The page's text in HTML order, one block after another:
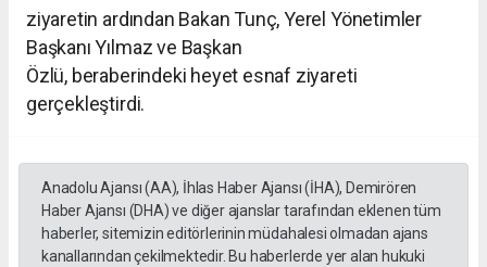
ziyaretin ardından Bakan Tunç, Yerel Yönetimler
Başkanı Yılmaz ve Başkan
Özlü, beraberindeki heyet esnaf ziyareti
gerçekleştirdi.
Anadolu Ajansı (AA), İhlas Haber Ajansı (İHA), Demirören
Haber Ajansı (DHA) ve diğer ajanslar tarafından eklenen tüm
haberler, sitemizin editörlerinin müdahalesi olmadan ajans
kanallarından çekilmektedir. Bu haberlerde yer alan hukuki